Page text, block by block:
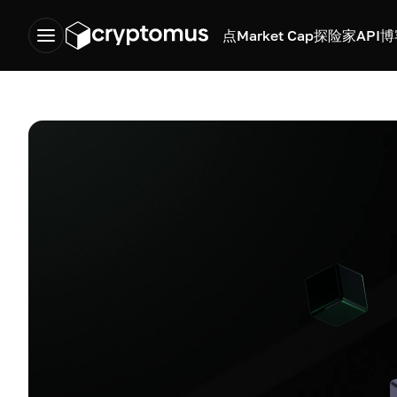
点Market Cap探险家API